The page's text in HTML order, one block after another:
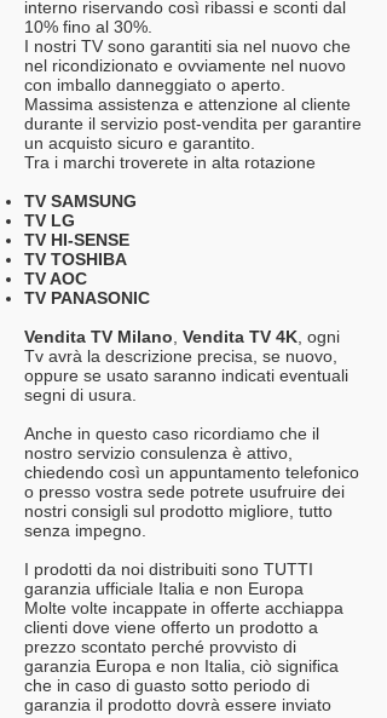
interno riservando così ribassi e sconti dal
10% fino al 30%.
I nostri TV sono garantiti sia nel nuovo che
nel ricondizionato e ovviamente nel nuovo
con imballo danneggiato o aperto.
Massima assistenza e attenzione al cliente
durante il servizio post-vendita per garantire
un acquisto sicuro e garantito.
Tra i marchi troverete in alta rotazione
TV SAMSUNG
TV LG
TV HI-SENSE
TV TOSHIBA
TV AOC
TV PANASONIC
Vendita TV Milano Vendita TV 4K , ogni
Tv avrà la descrizione precisa, se nuovo,
oppure se usato saranno indicati eventuali
segni di usura.
Anche in questo caso ricordiamo che il
nostro servizio consulenza è attivo,
chiedendo così un appuntamento telefonico
o presso vostra sede potrete usufruire dei
nostri consigli sul prodotto migliore, tutto
senza impegno.
I prodotti da noi distribuiti sono TUTTI
garanzia ufficiale Italia e non Europa
Molte volte incappate in offerte acchiappa
clienti dove viene offerto un prodotto a
prezzo scontato perché provvisto di
garanzia Europa e non Italia, ciò significa
che in caso di guasto sotto periodo di
garanzia il prodotto dovrà essere inviato